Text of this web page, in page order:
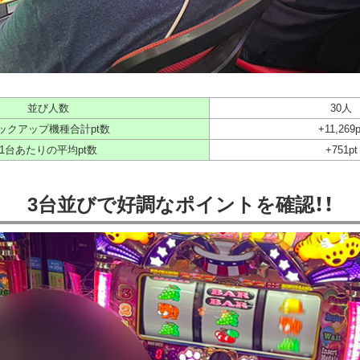
並び人数
30人
クアップ機種合計pt数
1台あたりの平均pt数
+751pt
3台並びで好調なポイントを確認！！